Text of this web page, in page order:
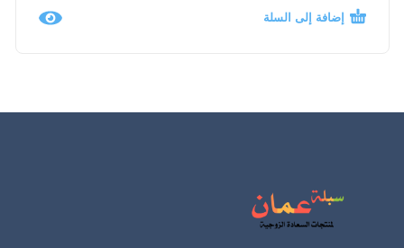
إضافة إلى السلة